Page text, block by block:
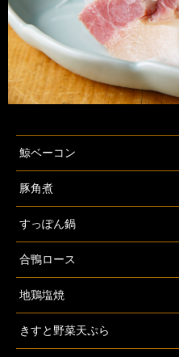
鯨ベーコン
豚角煮
すっぽん鍋
合鴨ロース
地鶏塩焼
きすと野菜天ぷら